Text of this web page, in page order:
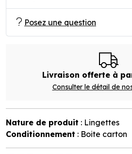
Posez une question
Livraison offerte à
Consulter le détail de
Nature de produit : Lingettes
Conditionnement : Boite carton